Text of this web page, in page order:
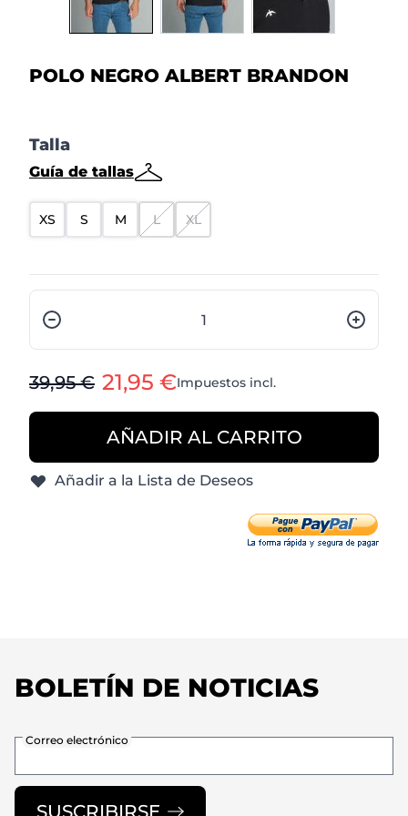
POLO NEGRO ALBERT BRANDON
Talla
Guía de tallas
XS S M L XL
Cantidad
39,95 € 21,95 €Impuestos incl.
AÑADIR AL CARRITO
Añadir a la Lista de Deseos
BOLETÍN DE NOTICIAS
Correo electrónico
SUSCRIBIRSE